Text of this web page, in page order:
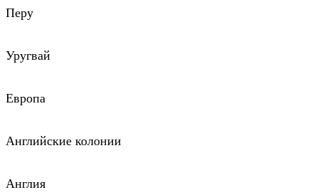
Перу
Уругвай
Европа
Английские колонии
Англия